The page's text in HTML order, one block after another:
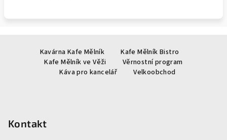
Kavárna Kafe Mělník
Kafe Mělník Bistro
Kafe Mělník ve Věži
Věrnostní program
Káva pro kancelář
Velkoobchod
Kontakt